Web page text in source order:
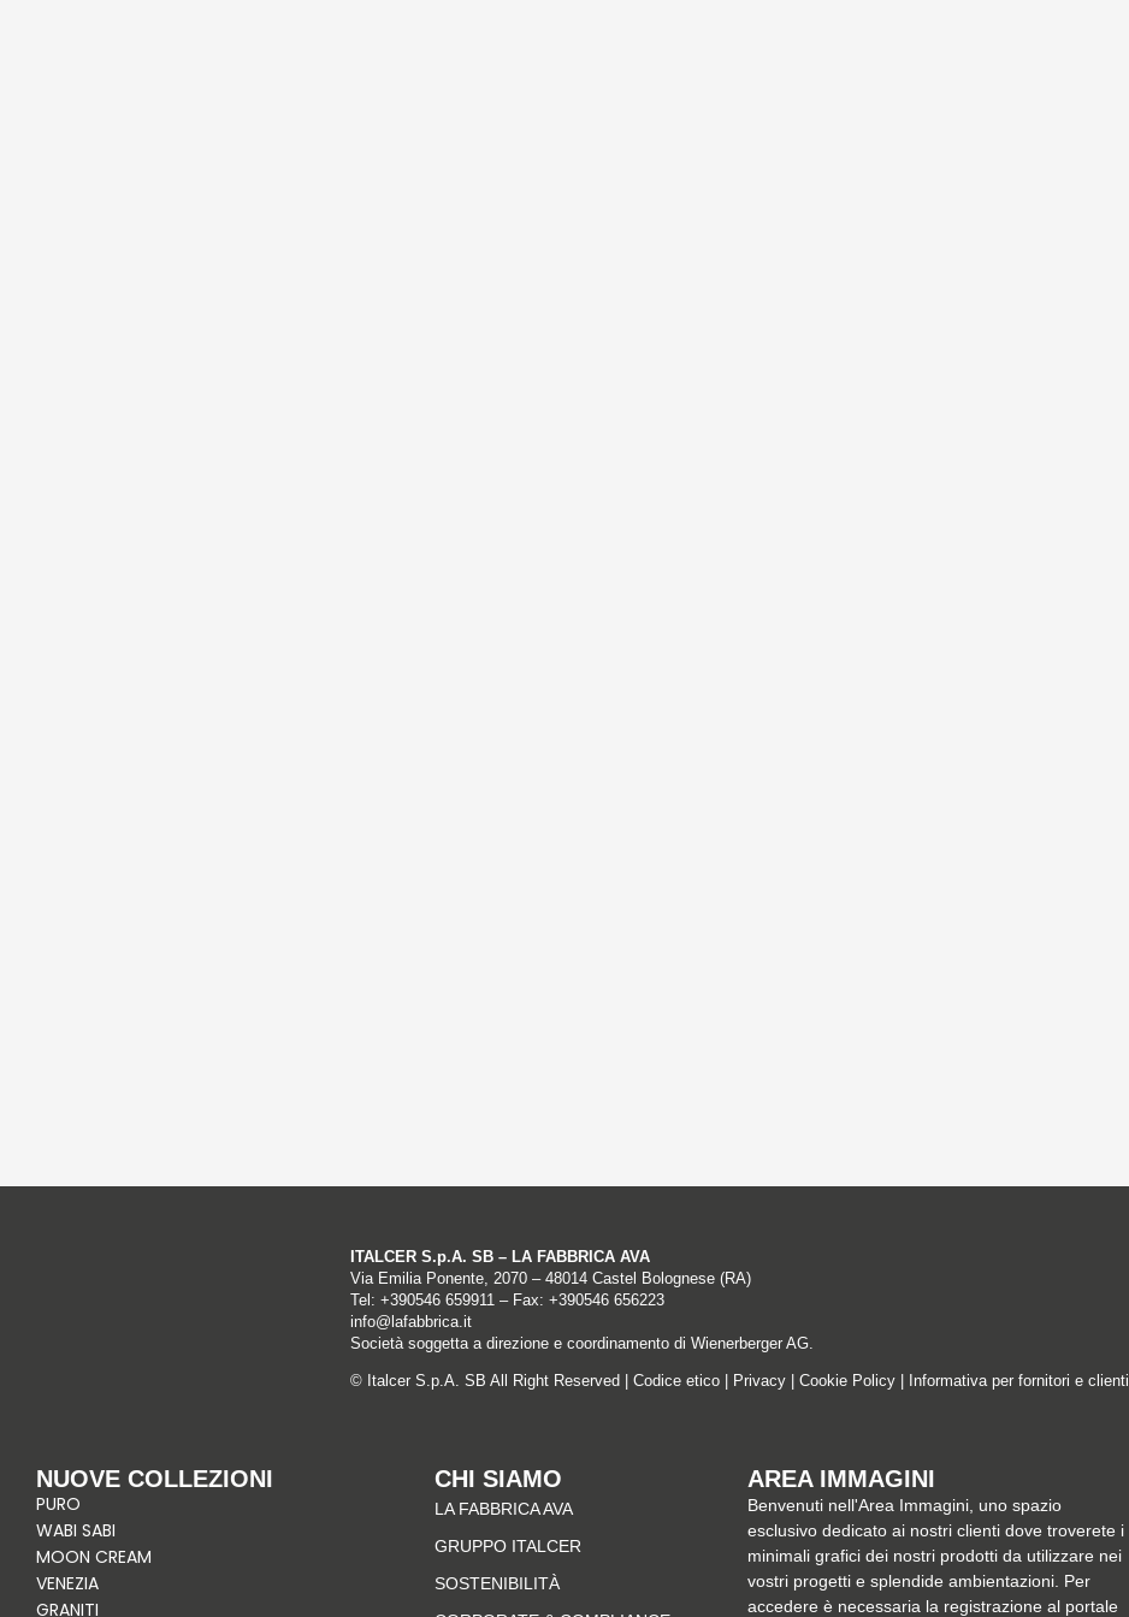
ITALCER S.p.A. SB – LA FABBRICA AVA
Via Emilia Ponente, 2070 – 48014 Castel Bolognese (RA)
Tel: +390546 659911– Fax: +390546 656223
info@lafabbrica.it
Società soggetta a direzione e coordinamento di Wienerberger AG.
© Italcer S.p.A. SB All Right Reserved | Codice etico| Privacy| Cookie Policy| Informativa per fornitori e clienti
NUOVE COLLEZIONI
PURO
WABI SABI
MOON CREAM
VENEZIA
GRANITI
CHI SIAMO
LA FABBRICA AVA
GRUPPO ITALCER
SOSTENIBILITÀ
AREA IMMAGINI
Benvenuti nell'Area Immagini, uno spazio
esclusivo dedicato ai nostri clienti dove troverete i
minimali grafici dei nostri prodotti da utilizzare nei
vostri progetti e splendide ambientazioni. Per
accedere è necessaria la registrazione al portale